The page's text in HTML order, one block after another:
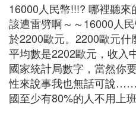
16000人民幣!!!? 哪裡聽
該遭雷劈啊～～16000人
於2200歐元。2200歐元什
平均數是2202歐元，收入
國家統計局數字，當然你
性來說事我也無話可說
國至少有80%的人不用上